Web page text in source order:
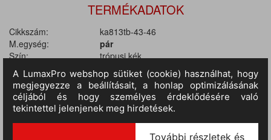
TERMÉKADATOK
Cikkszám:
ka813tb-43-46
M.egység:
pár
Szín:
trópusi kék
Méret:
43-46
Anyag:
98% pamut / 2% elasztán
Várható érkezés:
10-14 nap